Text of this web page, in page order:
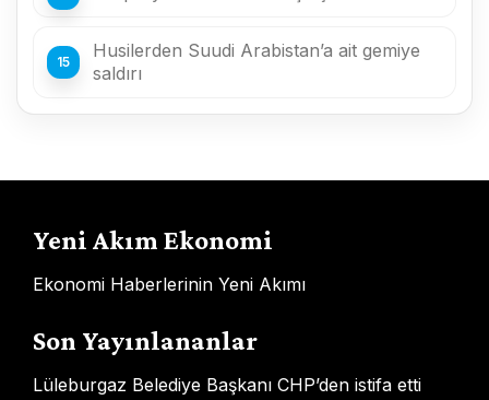
Husilerden Suudi Arabistan’a ait gemiye
saldırı
Yeni Akım Ekonomi
Ekonomi Haberlerinin Yeni Akımı
Son Yayınlananlar
Lüleburgaz Belediye Başkanı CHP’den istifa etti